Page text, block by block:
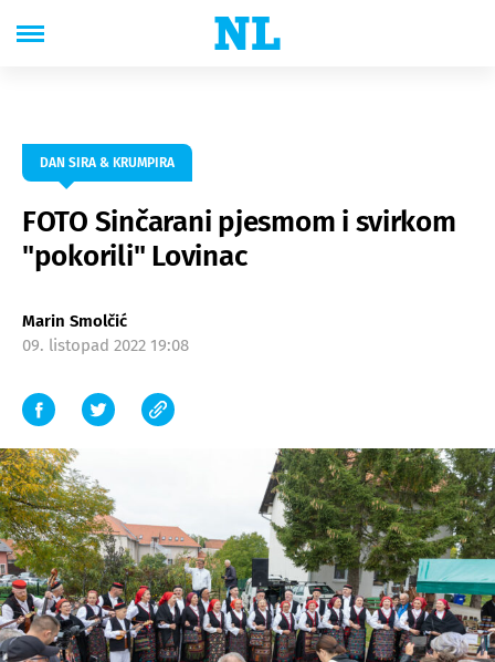
DAN SIRA & KRUMPIRA
FOTO Sinčarani pjesmom i svirkom
"pokorili" Lovinac
Marin Smolčić
09. listopad 2022 19:08